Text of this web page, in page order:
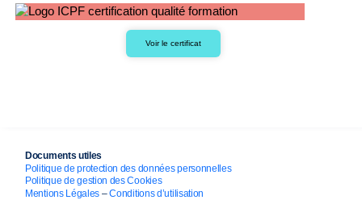
Voir le certificat
Documents utiles
Politique de protection des données personnelles
Politique de gestion des Cookies
Mentions Légales –Conditions d’utilisation